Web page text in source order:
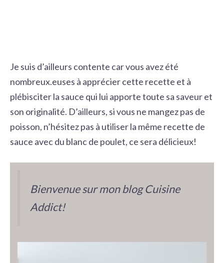
Je suis d’ailleurs contente car vous avez été
nombreux.euses à apprécier cette recette et à
plébisciter la sauce qui lui apporte toute sa saveur et
son originalité. D’ailleurs, si vous ne mangez pas de
poisson, n’hésitez pas à utiliser la même recette de
sauce avec du blanc de poulet, ce sera délicieux!
Bienvenue sur mon blog Cuisine
Addict!